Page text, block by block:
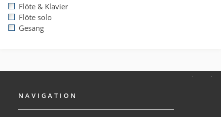
Flöte & Klavier
Flöte solo
Gesang
NAVIGATION